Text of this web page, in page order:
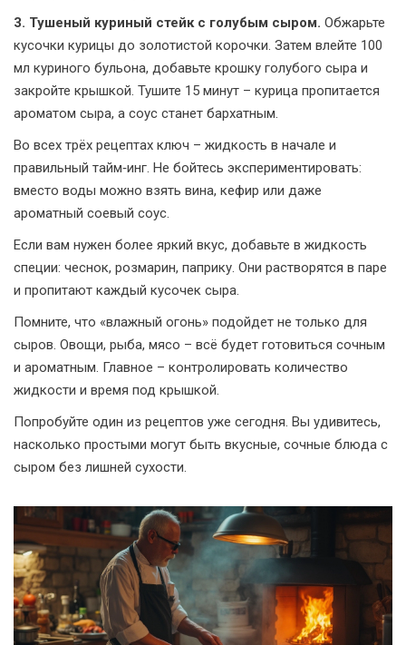
3. Тушеный куриный стейк с голубым сыром. Обжарьте
кусочки курицы до золотистой корочки. Затем влейте 100
мл куриного бульона, добавьте крошку голубого сыра и
закройте крышкой. Тушите 15 минут – курица пропитается
ароматом сыра, а соус станет бархатным.
Во всех трёх рецептах ключ – жидкость в начале и
правильный тайм‑инг. Не бойтесь экспериментировать:
вместо воды можно взять вина, кефир или даже
ароматный соевый соус.
Если вам нужен более яркий вкус, добавьте в жидкость
специи: чеснок, розмарин, паприку. Они растворятся в паре
и пропитают каждый кусочек сыра.
Помните, что «влажный огонь» подойдет не только для
сыров. Овощи, рыба, мясо – всё будет готовиться сочным
и ароматным. Главное – контролировать количество
жидкости и время под крышкой.
Попробуйте один из рецептов уже сегодня. Вы удивитесь,
насколько простыми могут быть вкусные, сочные блюда с
сыром без лишней сухости.